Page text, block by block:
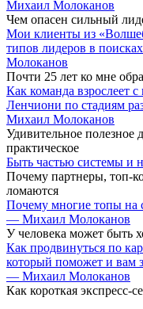
Михаил Молоканов
Чем опасен сильный
Мои клиенты из
типов лидеров в
Молоканов
Почти 25 лет ко мне
Как команда взрослеет
Ленчиони по стадиям
Михаил Молоканов
Удивительное полезное
практическое
Быть частью системы и
Почему партнеры, топ-
ломаются
Почему многие топы на
— Михаил Молоканов
У человека может быть
Как продвинуться по
который поможет и вам
— Михаил Молоканов
Как короткая экспресс-